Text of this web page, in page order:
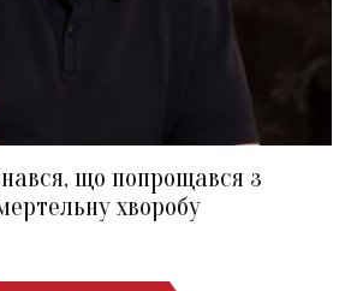
що попрощався з
хворобу